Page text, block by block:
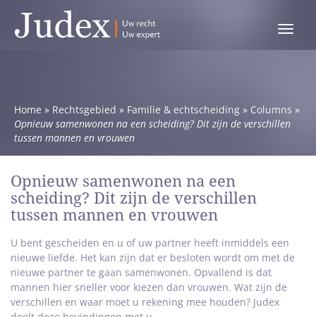
Toggle
Home » Rechtsgebied » Familie & echtscheiding » Columns »
Opnieuw samenwonen na een scheiding? Dit zijn de verschillen
tussen mannen en vrouwen
Opnieuw samenwonen na een
scheiding? Dit zijn de verschillen
tussen mannen en vrouwen
U bent gescheiden en u of uw partner heeft inmiddels een
nieuwe liefde. Het kan zijn dat er besloten wordt om met de
nieuwe partner te gaan samenwonen. Opvallend is dat
mannen hier sneller voor kiezen dan vrouwen. Wat zijn de
verschillen en waar moet u rekening mee houden? Judex